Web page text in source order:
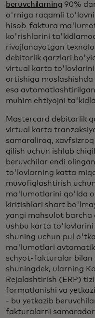
beruvchilarning 90%
o'rniga raqamli to'lovni
hisob-faktura
ko'rishlarini
rivojlanayotgan
debitorlik qarzlari
virtual karta to'lovlarini
ortishiga moslashishda
esa
muhim ehtiyojni
Mastercard debitorlik
virtual karta
samaraliroq,
qilish uchun ishlab
beruvchilar endi
to'lovlarning katta
muvofiqlashtirish
ma'lumotlarini qo'lda
kiritishlari shart
yangi mahsulot
ushbu karta
shuning uchun pul
ma'lumotlari avtomatik
schyot-fakturalar bilan
shuningdek, ularning
Rejalashtirish (ERP)
formatlanishi va
- bu yetkazib
fakturalarni